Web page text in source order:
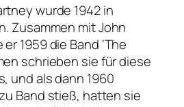
wurde 1942 in
Zusammen mit John
1959 die Band ‘The
schrieben sie für diese
und als dann 1960
Band stieß, hatten sie